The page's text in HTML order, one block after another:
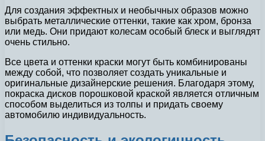
Для создания эффектных и необычных образов можно
выбрать металлические оттенки, такие как хром, бронза
или медь. Они придают колесам особый блеск и выглядят
очень стильно.
Все цвета и оттенки краски могут быть комбинированы
между собой, что позволяет создать уникальные и
оригинальные дизайнерские решения. Благодаря этому,
покраска дисков порошковой краской является отличным
способом выделиться из толпы и придать своему
автомобилю индивидуальность.